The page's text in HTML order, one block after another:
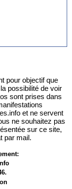
pour objectif que
possibilité de voir
sont prises dans
et ne servent
ne souhaitez pas
sur ce site,
par mail.